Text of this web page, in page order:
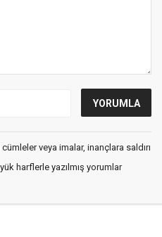
veya imalar, inançlara saldırı
harflerle yazılmış yorumlar